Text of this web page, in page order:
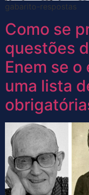
gabarito-respostas
Como se
questões
Enem se o
uma lista